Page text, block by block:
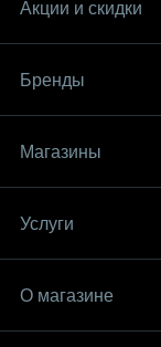
Акции и скидки
Бренды
Магазины
Услуги
О магазине